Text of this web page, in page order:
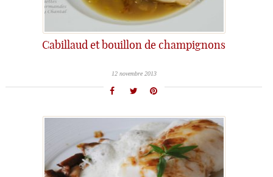
Cabillaud et bouillon de champignons
12 novembre 2013